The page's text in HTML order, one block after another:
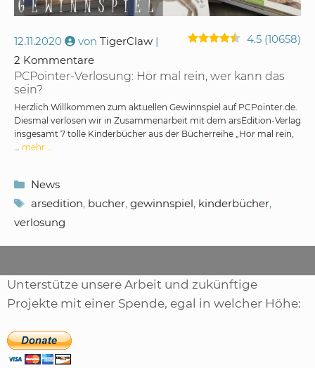
PCPointer-Verlosung: Hör mal rein, wer kann das
sein?
12.11.2020 von TigerClaw 4.5 (10658)
2 Kommentare
Herzlich Willkommen zum aktuellen Gewinnspiel auf PCPointer.de.
Diesmal verlosen wir in Zusammenarbeit mit dem arsEdition-Verlag
insgesamt 7 tolle Kinderbücher aus der Bücherreihe „Hör mal rein,
… mehr …
Kategorien
News
Schlagwörter
arsedition, bucher, gewinnspiel, kinderbücher,
verlosung
Unterstütze unsere Arbeit und zukünftige
Projekte mit einer Spende, egal in welcher Höhe: